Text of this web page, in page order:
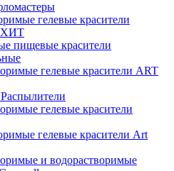
гелевые красители
ХИТ
пищевые красители
гелевые красители ART
гелевые красители
гелевые красители Art
и водорастворимые